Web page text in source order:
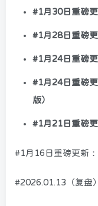
#1月30日重磅更
#1月28日重磅
#1月24日重磅
#1月24日重磅
版）
#1月21日重磅
#1月16日重磅更新
#2026.01.13（复盘